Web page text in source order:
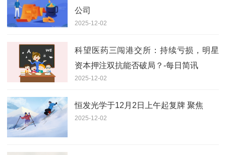
公司
2025-12-02
科望医药三闯港交所：持续亏损，明星
资本押注双抗能否破局？-每日简讯
2025-12-02
恒发光学于12月2日上午起复牌 聚焦
2025-12-02